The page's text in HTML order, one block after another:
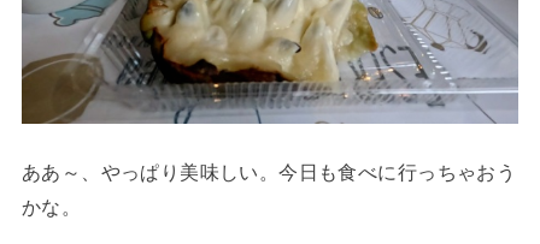
ああ～、やっぱり美味しい。今日も食べに行っちゃおう
かな。